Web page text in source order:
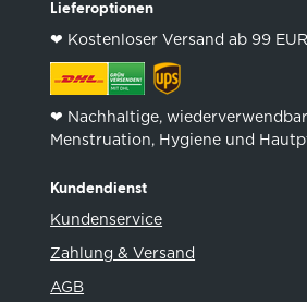
Lieferoptionen
❤︎ Kostenloser Versand ab 99
❤︎ Nachhaltige,
Menstruation, Hygiene und
Kundendienst
Kundenservice
Zahlung & Versand
AGB